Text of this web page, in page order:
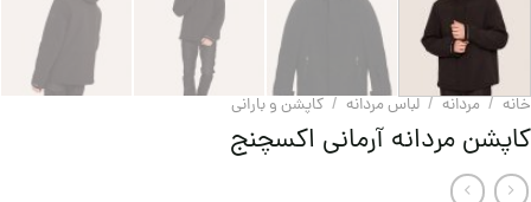
خانه / مردانه / لباس مردانه / کاپشن و بارانی
کاپشن مردانه آرمانی اکسچنج